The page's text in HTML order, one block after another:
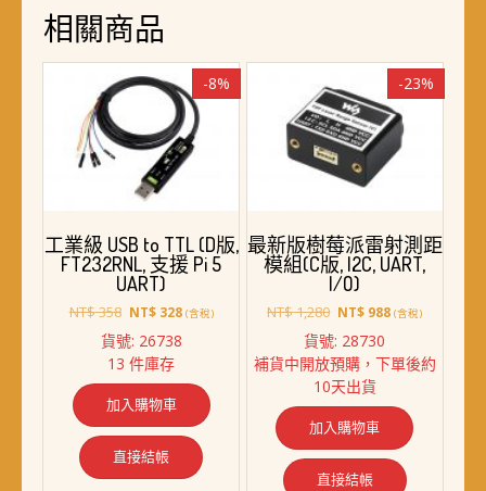
相關商品
-8%
工業級 USB to TTL (D版,
FT232RNL, 支援 Pi 5
UART)
NT$358 原
價
格：
NT$ 358。
NT$328目
價
NT$ 328。
(含稅)
貨號: 26738
13 件庫存
加入購物車
直接結帳
-23%
最新版樹莓派雷射測距
模組(C版, I2C, UART,
I/O)
NT$1,280 原
價
格：
NT$ 1,280。
NT$ 988目
格：
(含稅)
貨號: 28730
補貨中開放預購，下單後約
10天出貨
加入購物車
直接結帳